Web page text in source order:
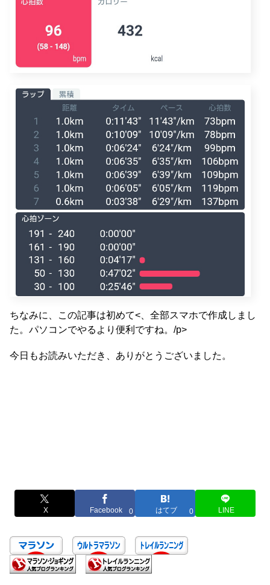
ちなみに、この記事は初めて<、全部スマホで作成しまし
た。パソコンでやるより便利ですね。/p>
今日もお読みいただき、ありがとうございました。
X Facebook 0 はてブ 0 LINE